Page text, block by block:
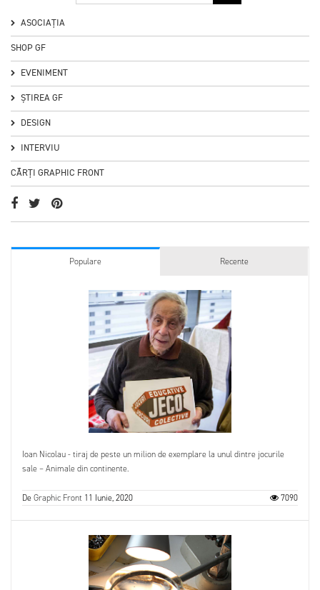
ASOCIAȚIA
SHOP GF
EVENIMENT
ȘTIREA GF
DESIGN
INTERVIU
CĂRȚI GRAPHIC FRONT
Populare Recente
Ioan Nicolau - tiraj de peste un milion de exemplare la unul dintre jocurile
sale – Animale din continente.
DeGraphic Front 11 Iunie, 2020 7090